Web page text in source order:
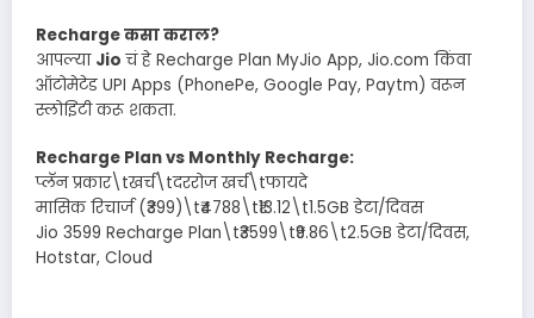
Recharge कसा कराल?
आपल्या Jio चं हे Recharge Plan MyJio App, Jio.com किंवा
ऑटोमेटेड UPI Apps (PhonePe, Google Pay, Paytm) वरून
स्लोइिटी करू शकता.
Recharge Plan vs Monthly Recharge:
प्लॅन प्रकार\tखर्च\tदररोज खर्च\tफायदे
मासिक रिचार्ज (₹399)\t₹4788\t₹13.12\t1.5GB डेटा/दिवस
Jio 3599 Recharge Plan\t₹3599\t₹9.86\t2.5GB डेटा/दिवस,
Hotstar, Cloud